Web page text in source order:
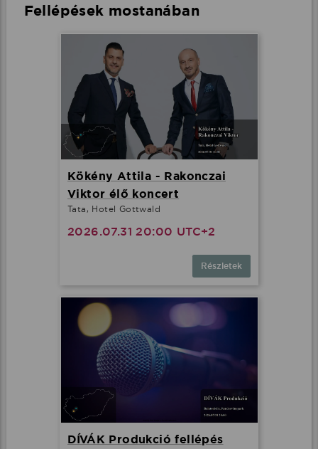
Fellépések mostanában
Kökény Attila - Rakonczai
Viktor élő koncert
Tata, Hotel Gottwald
2026.07.31 20:00 UTC+2
Részletek
DÍVÁK Produkció fellépés